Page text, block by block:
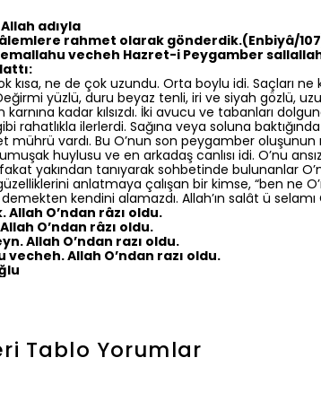
adıyla
rahmet olarak gönderdik.(Enbiyâ/
vecheh Hazret-i Peygamber
kısa, ne de çok uzundu. Orta boylu idi. Saçları ne
yüzlü, duru beyaz tenli, iri ve siyah gözlü,
karnına kadar kılsızdı. İki avucu ve tabanları
rahatlıkla ilerlerdi. Sağına veya soluna
mührü vardı. Bu O’nun son peygamber
huylusu ve en arkadaş canlısı idi. O’nu
fakat yakından tanıyarak sohbetinde bulunanlar
anlatmaya çalışan bir kimse, “ben ne
kendini alamazdı. Allah’ın salât ü selamı
Allah O’ndan râzı oldu.
O’ndan râzı oldu.
Allah O’ndan razı oldu.
Allah O’ndan razı oldu.
Tablo Yorumlar